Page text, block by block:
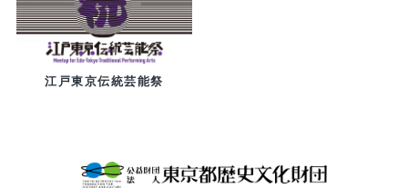
江戸東京伝統芸能祭